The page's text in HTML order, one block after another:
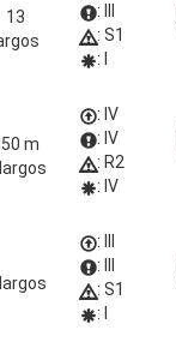
13
: III
: S1
: I
m
: IV
: IV
: R2
: IV
: III
: III
: S1
: I